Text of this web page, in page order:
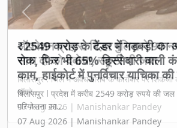
₹2549 करोड़ के टेंडर में गड़बड़ी का
रोक, फिर भी 65% हिस्सेदारी वाली
काम, हाईकोर्ट में पुनर्विचार याचिका की
बिलासपुर l प्रदेश में करीब 2549 करोड़ रुपये की जल
परियोजना का...
07 Aug 2026 | Manishankar Pandey
Previous